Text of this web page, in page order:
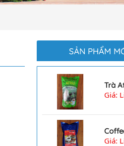
SẢN PHẨM
Trà
Giá:
Giá: